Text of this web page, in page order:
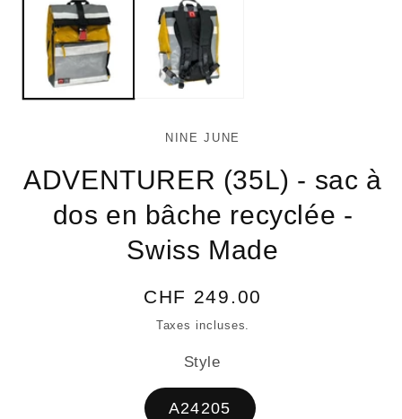
dans
fenêtre
modale
NINE JUNE
ADVENTURER (35L) - sac à
dos en bâche recyclée -
Swiss Made
Prix
habituel
CHF 249.00
Taxes incluses.
Style
A24205